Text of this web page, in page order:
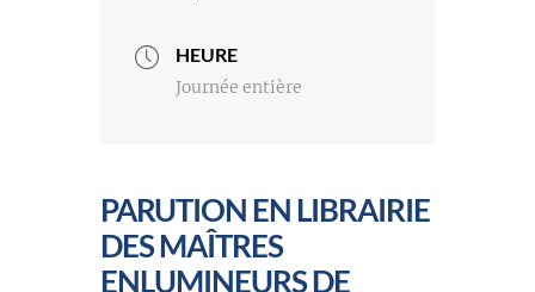
HEURE
Journée entière
PARUTION EN LIBRAIRIE
DES MAÎTRES
ENLUMINEURS DE